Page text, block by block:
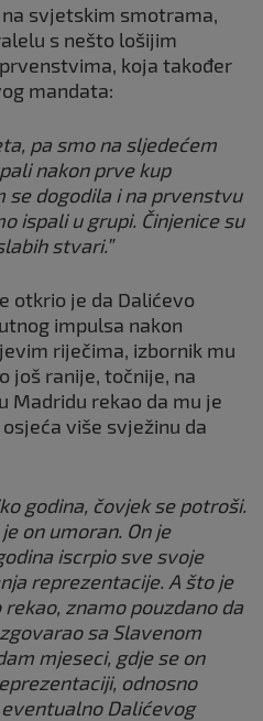
svjetskim smotrama,
s nešto lošijim
koja također
mandata:
pa smo na sljedećem
nakon prve kup
dogodila i na prvenstvu
ispali u grupi. Činjenice su
stvari.”
otkrio je da Dalićevo
impulsa nakon
riječima, izbornik mu
još ranije, točnije, na
Madridu rekao da mu je
više svježinu da
godina, čovjek se potroši.
on umoran. On je
iscrpio sve svoje
reprezentacije. A što je
znamo pouzdano da
sa Slavenom
mjeseci, gdje se on
odnosno
Dalićevog